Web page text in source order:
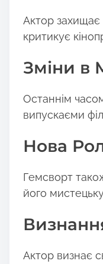
Актор захищає
критикує
Зміни в
Останнім
випускаєми
Нова
Гемсворт
його
Актор визнає